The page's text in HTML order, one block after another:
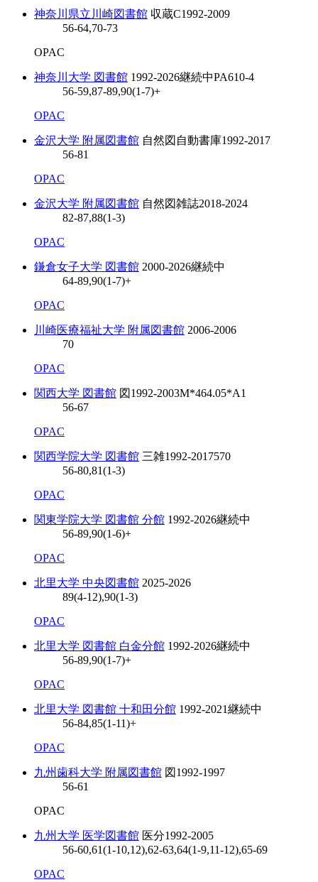
神奈川県立川崎図書館 収蔵C1992-2009
56-64,70-73
OPAC
神奈川大学 図書館 1992-2026継続中PA610-4
56-59,87-89,90(1-7)+
OPAC
金沢大学 附属図書館 自然図自動書庫1992-2017
56-81
OPAC
金沢大学 附属図書館 自然図雑誌2018-2024
82-87,88(1-3)
OPAC
鎌倉女子大学 図書館 2000-2026継続中
64-89,90(1-7)+
OPAC
川崎医療福祉大学 附属図書館 2006-2006
70
OPAC
関西大学 図書館 図 1992-2003M*464.05*A1
56-67
OPAC
関西学院大学 図書館 三雑1992-2017570
56-80,81(1-3)
OPAC
関東学院大学 図書館 分館 1992-2026継続中
56-89,90(1-6)+
OPAC
北里大学 中央図書館 2025-2026
89(4-12),90(1-3)
OPAC
北里大学 図書館 白金分館 1992-2026継続中
56-89,90(1-7)+
OPAC
北里大学 図書館 十和田分館 1992-2021継続中
56-84,85(1-11)+
OPAC
九州歯科大学 附属図書館 図 1992-1997
56-61
OPAC
九州大学 医学図書館 医分1992-2005
56-60,61(1-10,12),62-63,64(1-9,11-12),65-69
OPAC